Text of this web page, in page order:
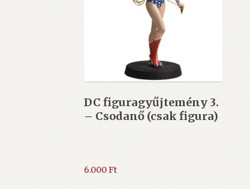
DC figuragyűjtemény 3.
– Csodanő (csak figura)
6.000Ft